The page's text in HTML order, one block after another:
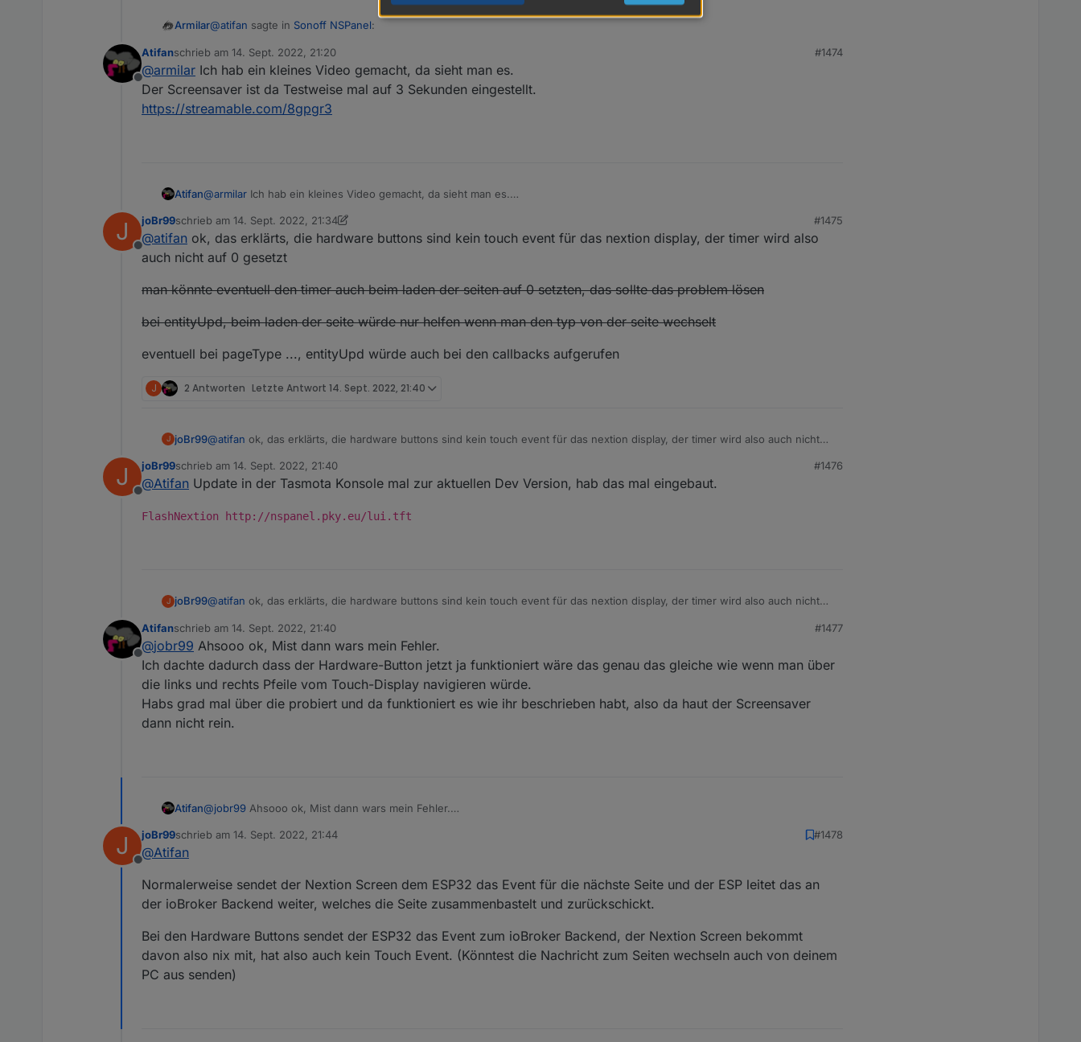
Armilar@atifan sagte in Sonoff NSPanel:
@armilar sagte in Sonoff NSPanel:
Kann den Fehler nicht reproduzieren. Habe jetzt mal auf 2 aufeinanderfolgenden cardEnities 2 Minuten lang
Ja, jetzt mal auf 5 Sekunden... auch nichts... ich lasse den mal auf 5 Sekunden und emuliere das mal mit 10 cardEntities
hintereinander - denke das wird wohl morgen erst...
Offline
Atifanschrieb am 14. Sept. 2022, 21:20
zuletzt editiert von
#1474
@armilar Ich hab ein kleines Video gemacht, da sieht man es.
Der Screensaver ist da Testweise mal auf 3 Sekunden eingestellt.
https://streamable.com/8gpgr3
Atifan@armilar Ich hab ein kleines Video gemacht, da sieht man es.
https://streamable.com/8gpgr3
J
Offline
joBr99schrieb am 14. Sept. 2022, 21:34
zuletzt editiert von joBr99
#1475
@atifan ok, das erklärts, die hardware buttons sind kein touch event für das nextion display, der timer wird also
auch nicht auf 0 gesetzt
man könnte eventuell den timer auch beim laden der seiten auf 0 setzten, das sollte das problem lösen
bei entityUpd, beim laden der seite würde nur helfen wenn man den typ von der seite wechselt
eventuell bei pageType ..., entityUpd würde auch bei den callbacks aufgerufen
J 2 Antworten Letzte Antwort 14. Sept. 2022, 21:40
J joBr99@atifan ok, das erklärts, die hardware buttons sind kein touch event für das nextion display, der timer wird also auch nicht
man könnte eventuell den timer auch beim laden der seiten auf 0 setzten, das sollte das problem lösen
J
Offline
joBr99schrieb am 14. Sept. 2022, 21:40
zuletzt editiert von
#1476
@Atifan Update in der Tasmota Konsole mal zur aktuellen Dev Version, hab das mal eingebaut.
FlashNextion http://nspanel.pky.eu/lui.tft
J joBr99@atifan ok, das erklärts, die hardware buttons sind kein touch event für das nextion display, der timer wird also auch nicht
man könnte eventuell den timer auch beim laden der seiten auf 0 setzten, das sollte das problem lösen
bei entityUpd, beim laden der seite würde nur helfen wenn man den typ von der seite wechselt
eventuell bei pageType ..., entityUpd würde auch bei den callbacks aufgerufen
Offline
Atifanschrieb am 14. Sept. 2022, 21:40
zuletzt editiert von
#1477
@jobr99 Ahsooo ok, Mist dann wars mein Fehler.
Ich dachte dadurch dass der Hardware-Button jetzt ja funktioniert wäre das genau das gleiche wie wenn man über
die links und rechts Pfeile vom Touch-Display navigieren würde.
Habs grad mal über die probiert und da funktioniert es wie ihr beschrieben habt, also da haut der Screensaver
dann nicht rein.
Atifan@jobr99 Ahsooo ok, Mist dann wars mein Fehler.
und rechts Pfeile vom Touch-Display navigieren würde.
J
Offline
joBr99schrieb am 14. Sept. 2022, 21:44
zuletzt editiert von
#1478
@Atifan
Normalerweise sendet der Nextion Screen dem ESP32 das Event für die nächste Seite und der ESP leitet das an
der ioBroker Backend weiter, welches die Seite zusammenbastelt und zurückschickt.
Bei den Hardware Buttons sendet der ESP32 das Event zum ioBroker Backend, der Nextion Screen bekommt
davon also nix mit, hat also auch kein Touch Event. (Könntest die Nachricht zum Seiten wechseln auch von deinem
PC aus senden)